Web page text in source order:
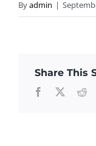
Byadmin |
Share This
Facebook
X